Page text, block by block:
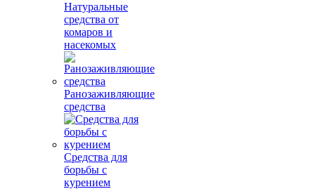
Натуральные
средства от
комаров и
насекомых
Ранозаживляющие
средства
Средства для
борьбы с
курением